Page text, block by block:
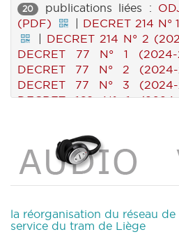
20 publications liées :
(PDF)
| DECRET 214
| DECRET 214 N° 2
DECRET 77 N° 1
DECRET 77 N° 2
DECRET 77 N° 3
DECRET 169 N° 1
DECRET 169 N° 4
DECRET 182 N° 1
DECRET 182 N° 2
MOTION 251 N° 1
MOTION 252 N° 1 (2024-
la réorganisation du réseau
service du tram de Liège